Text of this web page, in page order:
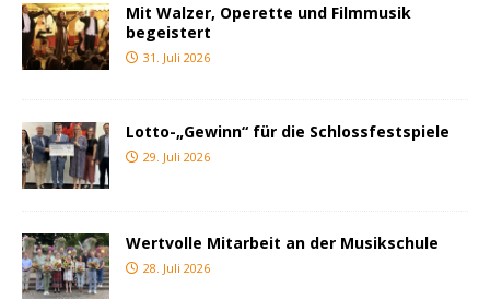
Mit Walzer, Operette und Filmmusik
begeistert
31. Juli 2026
Lotto-„Gewinn“ für die Schlossfestspiele
29. Juli 2026
Wertvolle Mitarbeit an der Musikschule
28. Juli 2026